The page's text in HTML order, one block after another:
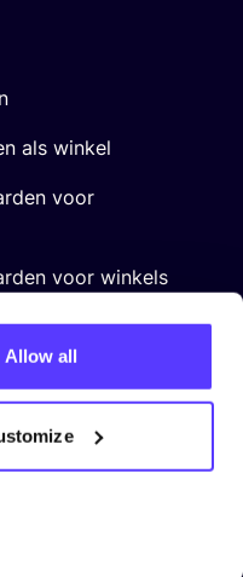
Allow all
als winkel
voor
voor winkels